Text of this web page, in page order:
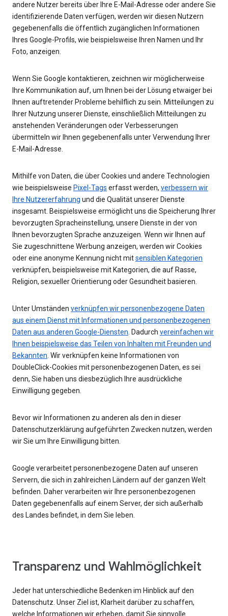
andere Nutzer bereits über Ihre E-Mail-Adresse oder andere Sie
identifizierende Daten verfügen, werden wir diesen Nutzern
gegebenenfalls die öffentlich zugänglichen Informationen
Ihres Google-Profils, wie beispielsweise Ihren Namen und Ihr
Foto, anzeigen.
Wenn Sie Google kontaktieren, zeichnen wir möglicherweise
Ihre Kommunikation auf, um Ihnen bei der Lösung etwaiger bei
Ihnen auftretender Probleme behilflich zu sein. Mitteilungen zu
Ihrer Nutzung unserer Dienste, einschließlich Mitteilungen zu
anstehenden Veränderungen oder Verbesserungen
übermitteln wir Ihnen gegebenenfalls unter Verwendung Ihrer
E-Mail-Adresse.
Mithilfe von Daten, die über Cookies und andere Technologien
wie beispielsweise Pixel-Tags erfasst werden, verbessern wir
Ihre Nutzererfahrung und die Qualität unserer Dienste
insgesamt. Beispielsweise ermöglicht uns die Speicherung Ihrer
bevorzugten Spracheinstellung, unsere Dienste in der von
Ihnen bevorzugten Sprache anzuzeigen. Wenn wir Ihnen auf
Sie zugeschnittene Werbung anzeigen, werden wir Cookies
oder eine anonyme Kennung nicht mitsensiblen Kategorien
verknüpfen, beispielsweise mit Kategorien, die auf Rasse,
Religion, sexueller Orientierung oder Gesundheit basieren.
Unter Umständen verknüpfen wir personenbezogene Daten
aus einem Dienst mit Informationen und personenbezogenen
Daten aus anderen Google-Diensten. Dadurch vereinfachen wir
Ihnen beispielsweise das Teilen von Inhalten mit Freunden und
Bekannten. Wir verknüpfen keine Informationen von
DoubleClick-Cookies mit personenbezogenen Daten, es sei
denn, Sie haben uns diesbezüglich Ihre ausdrückliche
Einwilligung gegeben.
Bevor wir Informationen zu anderen als den in dieser
Datenschutzerklärung aufgeführten Zwecken nutzen, werden
wir Sie um Ihre Einwilligung bitten.
Google verarbeitet personenbezogene Daten auf unseren
Servern, die sich in zahlreichen Ländern auf der ganzen Welt
befinden. Daher verarbeiten wir Ihre personenbezogenen
Daten gegebenenfalls auf einem Server, der sich außerhalb
des Landes befindet, in dem Sie leben.
Transparenz und Wahlmöglichkeit
Jeder hat unterschiedliche Bedenken im Hinblick auf den
Datenschutz. Unser Ziel ist, Klarheit darüber zu schaffen,
welche Informationen wir erheben, damit Sie sinnvolle